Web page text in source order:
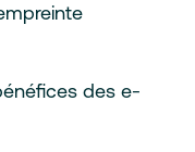
des e-